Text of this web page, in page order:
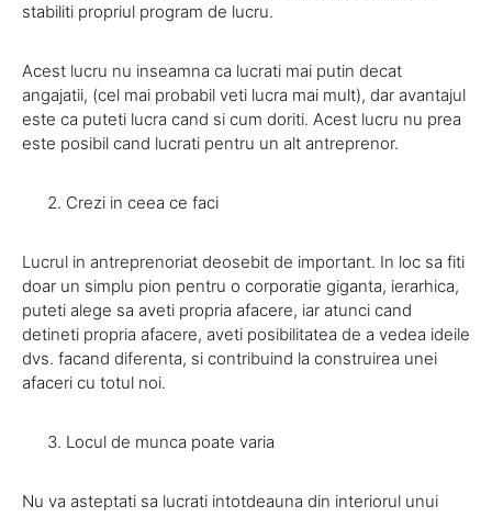
stabiliti propriul program de lucru.
Acest lucru nu inseamna ca lucrati mai putin decat
angajatii, (cel mai probabil veti lucra mai mult), dar avantajul
este ca puteti lucra cand si cum doriti. Acest lucru nu prea
este posibil cand lucrati pentru un alt antreprenor.
Crezi in ceea ce faci
Lucrul in antreprenoriat deosebit de important. In loc sa fiti
doar un simplu pion pentru o corporatie giganta, ierarhica,
puteti alege sa aveti propria afacere, iar atunci cand
detineti propria afacere, aveti posibilitatea de a vedea ideile
dvs. facand diferenta, si contribuind la construirea unei
afaceri cu totul noi.
Locul de munca poate varia
Nu va asteptati sa lucrati intotdeauna din interiorul unui